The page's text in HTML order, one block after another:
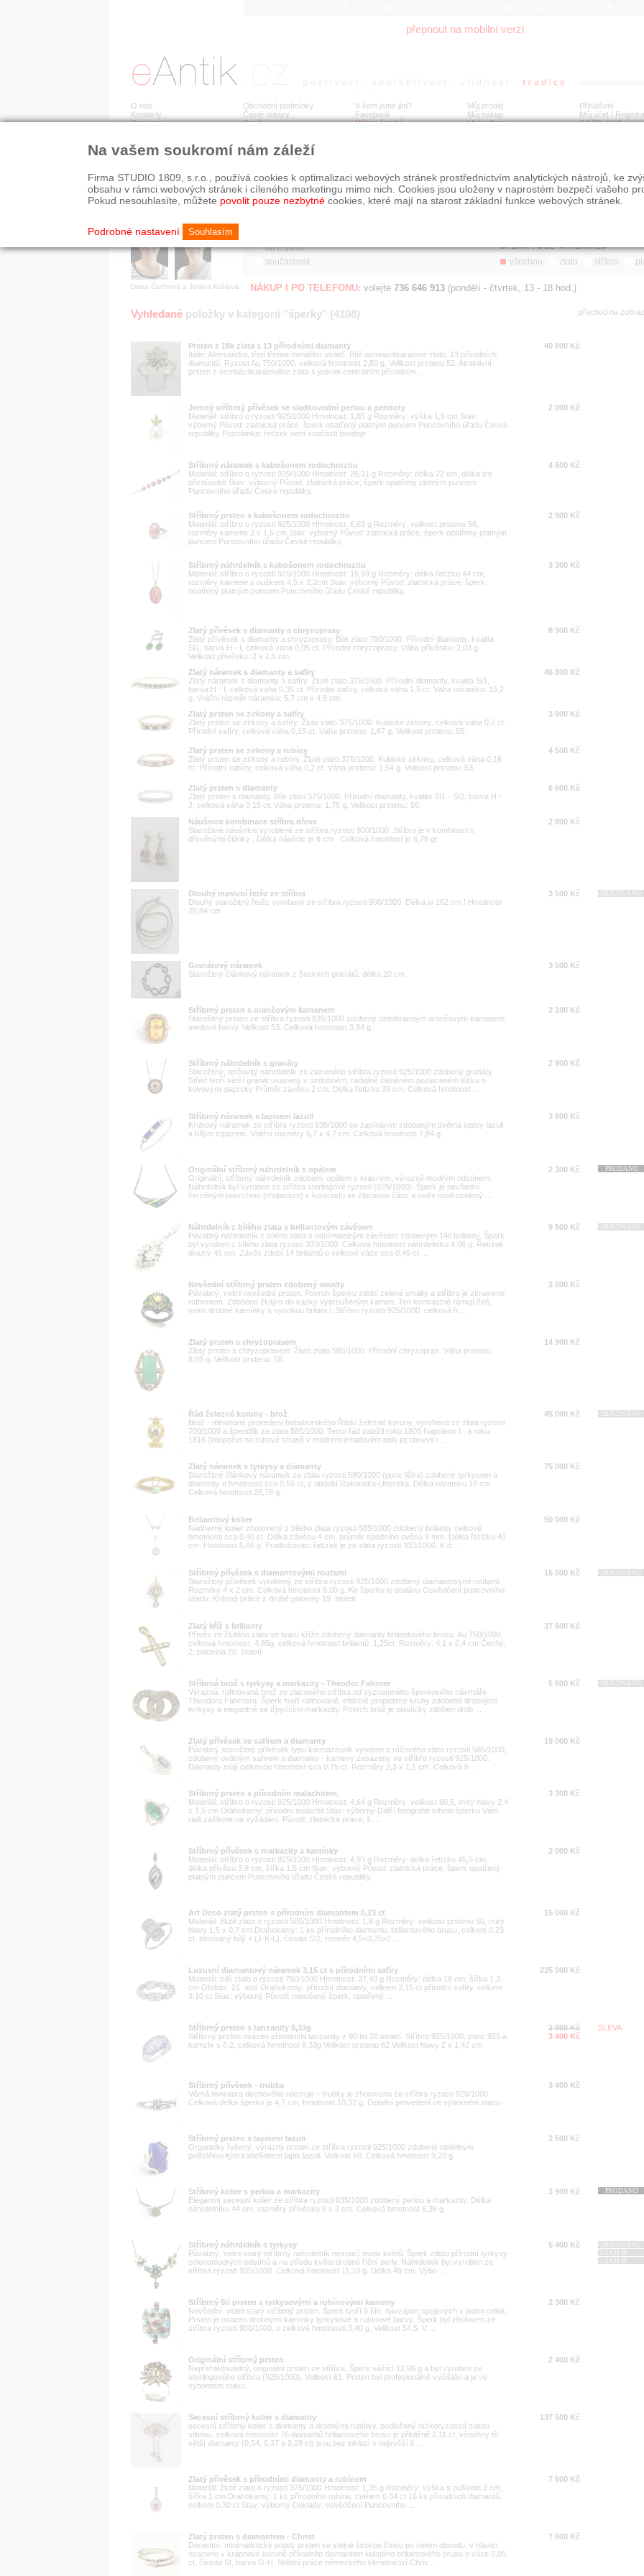
přepnout na mobilní verzi
O nás
Kontakty
Recenze
Obchodní podmínky
Časté dotazy
Ceník
V čem jsme jiní?
Facebook
Výkup šperků
Můj prodej
Můj nákup
Moje album
Přihlášení
Můj účet /
GDPR/AML
Jsme prověřená firma
Zákazníci u nás oceňují:
■ odborné zázemí
■ bezpečné prostředí
Dana Čechová a Jolana Králová
RYCHLÉ HLEDÁNÍ
HISTORICKÉ OBDOBÍ
všechno
před r. 1800
od r. 1940
současnost
STÁŘÍ NABÍDKY
všechno
jen poslední den
ŘAZENÍ
nejnovější napřed
podle cen sestupně
ŠPERKY DLE MATERIÁLU
všechno
zlato stříbro
NÁKUP I PO TELEFONU: volejte 736 646 913 (pondělí - čtvrtek, 13 - 18 hod.)
Vyhledané položky v kategorii "šperky" (4108) přechod na
Prsten z 18k zlata s 13 přírodními diamanty
Itálie, Alessandra, třetí třetina minulého století. Bílé osmnáctikarátové zlato, 13 přírodních
diamantů. Ryzost Au 750/1000, celková hmotnost 2,80 g. Velikost prstenu 52. Atraktivní
prsten z osmnáctikarátového zlata s jedním centrálním přírodním ...
40 800 Kč
Jemný stříbrný přívěsek se sladkovodní perlou a peridoty
Materiál: stříbro o ryzosti 925/1000 Hmotnost: 1,85 g Rozměry: výška 1,5 cm Stav:
výborný Původ: zlatnická práce, šperk opatřený platným puncem Puncovního úřadu České
republiky Poznámka: řetízek není součástí prodeje
2 000 Kč
Stříbrný náramek s kabošonem rodochrozitu
Materiál: stříbro o ryzosti 925/1000 Hmotnost: 26,31 g Rozměry: délka 22 cm, délka lze
přizpůsobit Stav: výborný Původ: zlatnická práce, šperk opatřený platným puncem
Puncovního úřadu České republiky.
4 500 Kč
Stříbrný prsten s kabošonem rodochrozitu
Materiál: stříbro o ryzosti 925/1000 Hmotnost: 6,63 g Rozměry: velikost prstenu 56,
rozměry kamene 2 x 1,5 cm Stav: výborný Původ: zlatnická práce, šperk opatřený platným
puncem Puncovního úřadu České republiky.
2 900 Kč
Stříbrný náhrdelník s kabošonem rodochrozitu
Materiál: stříbro o ryzosti 925/1000 Hmotnost: 15,59 g Rozměry: délka řetízku 44 cm,
rozměry kamene s ouškem 4,5 x 2,2cm Stav: výborný Původ: zlatnická práce, šperk
opatřený platným puncem Puncovního úřadu České republiky.
3 300 Kč
Zlatý přívěsek s diamanty a chryzoprasy
Zlatý přívěsek s diamanty a chryzoprasy. Bílé zlato 750/1000. Přírodní diamanty, kvalita
SI1, barva H - I, celková váha 0,05 ct. Přírodní chryzoprasy, Váha přívěsku: 2,03 g.
Velikost přívěsku: 2 x 1,5 cm.
8 900 Kč
Zlatý náramek s diamanty a safíry
Zlatý náramek s diamanty a safíry. Žluté zlato 375/1000. Přírodní diamanty, kvalita SI1,
barva:H - I, celková váha 0,35 ct. Přírodní safíry, celková váha 1,5 ct. Váha náramku: 15,2
g. Vnitřní rozměr náramku: 5,7 cm x 4,8 cm.
46 800 Kč
Zlatý prsten se zirkony a safíry
Zlatý prsten se zirkony a safíry. Žluté zlato 375/1000. Kubické zirkony, celková váha 0,2 ct.
Přírodní safíry, celková váha 0,15 ct. Váha prstenu: 1,67 g. Velikost prstenu: 55.
3 900 Kč
Zlatý prsten se zirkony a rubíny
Zlatý prsten se zirkony a rubíny. Žluté zlato 375/1000. Kubické zirkony, celková váha 0,16
ct. Přírodní rubíny, celková váha 0,2 ct. Váha prstenu: 1,54 g. Velikost prstenu: 53.
4 500 Kč
Zlatý prsten s diamanty
Zlatý prsten s diamanty. Bílé zlato 375/1000. Přírodní diamanty, kvalita SI1 - SI2, barva H -
J, celková váha 0,15 ct. Váha prstenu: 1,75 g. Velikost prstenu: 55.
6 600 Kč
Náušnice kombinace stříbra dřeva
Starožitné náušnice vyrobené ze stříbra ryzosti 900/1000 .Střibro je v kombinaci s
dřevěnými články . Délka náušnic je 6 cm . Celková hmotnost je 6,78 gr.
2 800 Kč
Dlouhý masivní řetěz ze stříbra
Dlouhý starožitný řetěz vyrobený ze stříbra ryzosti 900/1000. Délka je 162 cm ! Hmotnost
26,84 cm .
3 500 Kč OBJEDNÁNO
Granátový náramek
Starožitný článkový náramek z českých granátů, délka 20 cm .
3 500 Kč
Stříbrný prsten s oranžovým kamenem
Starožitný prsten ze stříbra ryzosti 835/1000 zdobený osmihranným oranžovým kamenem
medové barvy. Velikost 53. Celková hmotnost 3,84 g.
2 100 Kč
Stříbrný náhrdelník s granáty
Starožitný, terčovitý náhrdelník ze zlaceného stříbra ryzosti 925/1000 zdobený granáty.
Střed tvoří větší granát usazený v ozdobném, radiálně členěném pozlaceném lůžku s
kovovými paprsky Průměr závěsu 2 cm. Délka řetízku 39 cm. Celková hmotnost ...
2 900 Kč
Stříbrný náramek s lapisem lazuli
Kruhový náramek ze stříbra ryzosti 835/1000 se zapínáním zdobeným dvěma lapisy lazuli
a bílým topazem. Vnitřní rozměry 5,7 x 4,7 cm. Celková hmotnost 7,84 g.
3 800 Kč
Originální stříbrný náhrdelník s opálem
Originální, stříbrný náhrdelník zdobený opálem s krásným, výrazně modrým odstínem.
Náhrdelník byl vyroben ze stříbra sterlingové ryzosti (925/1000). Šperk je nevšední
černěným povrchem (rhutanium) v kontrastu se zlacenou částí a ostře modrozelený ...
2 300 Kč PRODÁNO
Náhrdelník z bílého zlata s briliantovým závěsem
Půvabný náhrdelník z bílého zlata s odnímatelným závěsem zdobeným 14ti brilianty. Šperk
byl vyroben z bílého zlata ryzosti 333/1000. Celková hmotnost náhrdelníku 4,06 g. Řetízek
dlouhý 45 cm. Závěs zdobí 14 briliantů o celkové váze cca 0,45 ct. ...
9 500 Kč OBJEDNÁNO
Nevšední stříbrný prsten zdobený smalty
Půvabný, velmi nevšední prsten. Povrch šperku zdobí zelené smalty a stříbro je ztmaveno
rutheniem. Zdobeno žlutým do kapky vybroušeným kamen. Ten kontrastně rámují čiré,
velmi drobné kamínky s vysokou brilancí. Stříbro ryzosti 925/1000, celková h ...
2 000 Kč
Zlatý prsten s chryzoprasem
Zlatý prsten s chryzoprasem. Žluté zlato 585/1000. Přírodní chryzopras. Váha prstenu:
8,05 g. Velikost prstenu: 58.
14 900 Kč
Řád železné koruny - brož
Brož - miniaturní provedení habsburského Řádu železné koruny, vyrobená ze zlata ryzosti
700/1000 a špendlík ze zlata 585/1000. Tento řád založil roku 1805 Napoleon I., a roku
1816 (letopočet na rubové straně v modrém emailovém poli) jej obnovil r ...
45 000 Kč OBJEDNÁNO
Zlatý náramek s tyrkysy a diamanty
Starožitný článkový náramek ze zlata ryzosti 580/1000 (punc liška) zdobený tyrkysem a
diamanty o hmotnosti cca 0,50 ct, z období Rakouska-Uherska. Délka náramku 18 cm.
Celková hmotnost 28,78 g.
75 000 Kč
Briliantový kolier
Nádherný kolier zhotovený z bílého zlata ryzosti 585/1000 zdobený brilianty celkové
hmotnosti cca 0,40 ct. Délka závěsu 4 cm, průměr spodního ověsu 9 mm. Délka řetízku 41
cm. Hmotnost 5,66 g. Prodlužovací řetízek je ze zlata ryzosti 333/1000. K d ...
50 000 Kč
Stříbrný přívěsek s diamantovými routami
Starožitný přívěsek vyrobený ze stříbra ryzosti 925/1000 zdobený diamantovými routami.
Rozměry 4 x 2 cm. Celková hmotnost 6,00 g. Ke šperku je dodáno Osvědčení puncovního
úřadu. Krásná práce z druhé poloviny 19. století.
15 000 Kč OBJEDNÁNO
Zlatý kříž s brilianty
Přívěs ze žlutého zlata ve tvaru kříže zdobený diamanty briliantového brusu. Au 750/1000,
celková hmotnost: 4,85g, celková hmotnost briliantů: 1,25ct. Rozměry: 4,1 x 2,4 cm Čechy,
2. polovina 20. století
37 500 Kč
Stříbrná brož s tyrkysy a markazity - Theodor Fahrner
Výrazná, rafinovaná brož ze zlaceného stříbra od významného šperkového návrháře
Theodora Fahrnera. Šperk tvoří rafinovaně, efektně propletené kruhy zdobené drobnými
tyrkysy a elegantně se třpytícími markazity. Povrch brož je plasticky zdoben drob ...
5 800 Kč OBJEDNÁNO
Zlatý přívěsek se safírem a diamanty
Půvabný starožitný přívěsek typu karmazírunk vyroben z růžového zlata ryzosti 585/1000,
zdobený oválným safírem a diamanty - kameny zasazeny ve stříbře ryzosti 925/1000.
Diamanty mají celkovou hmotnost cca 0,75 ct. Rozměry 2,3 x 1,1 cm. Celková h ...
19 000 Kč
Stříbrný prsten s přírodním malachitem,
Materiál: stříbro o ryzosti 925/1000 Hmotnost: 4,64 g Rozměry: velikost 60,5, míry hlavy 2,4
x 1,5 cm Drahokamy: přírodní malachit Stav: výborný Další fotografie tohoto šperku Vám
rádi zašleme na vyžádání. Původ: zlatnická práce, š ...
3 300 Kč
Stříbrný přívěsek s markazity a kamínky
Materiál: stříbro o ryzosti 925/1000 Hmotnost: 4,93 g Rozměry: délka řetízku 45,5 cm,
délka přívěsu 3,9 cm, šířka 1,5 cm Stav: výborný Původ: zlatnická práce, šperk opatřený
platným puncem Puncovního úřadu České republiky.
2 000 Kč
Art Deco zlatý prsten s přírodním diamantem 0,23 ct
Materiál: žluté zlato o ryzosti 585/1000 Hmotnost: 1,8 g Rozměry: velikost prstenu 50, míry
hlavy 1,5 x 0,7 cm Drahokamy: 1 ks přírodního diamantu, briliantového brusu, celkem 0,23
ct, tónovaný bílý + (J-K-L), čistota SI2, rozměr 4,5×3,25×2 ...
15 000 Kč
Luxusní diamantový náramek 3,15 ct s přírodními safíry
Materiál: bílé zlato o ryzosti 750/1000 Hmotnost: 37,40 g Rozměry: délka 18 cm, šířka 1,3
cm Období: 21. stol. Drahokamy: přírodní diamanty, celkem 3,15 ct přírodní safíry, celkem
3,10 ct Stav: výborný Původ: nenošený šperk, opatřený ...
225 000 Kč
Stříbrný prsten s tanzanity 8,33g
Stříbrný prsten osázen přírodními tanzanity z 90.let 20.století. Stříbro 925/1000, punc 925 a
kamzík s č.2, celková hmotnost 8,33g Velikost prstenu 62 Velikost hlavy 2 x 1,42 cm
3 800 Kč
3 400 Kč
SLEVA
Stříbrný přívěsek - trubka
Věrná miniatura dechového nástroje – trubky je zhotovena ze stříbra ryzosti 925/1000.
Celková délka šperku je 4,7 cm, hmotnost 10,32 g. Detailní provedení ve výborném stavu.
3 400 Kč
Stříbrný prsten s lapisem lazuli
Organicky řešený, výrazný prsten ze stříbra ryzosti 925/1000 zdobený obdélným
polštářkovitým kabošonem lapis lazuli. Velikost 60. Celková hmotnost 9,20 g.
2 500 Kč
Stříbrný kolier s perlou a markazity
Elegantní secesní kolier ze stříbra ryzosti 835/1000 zdobený perlou a markazity. Délka
náhrdelníku 44 cm, rozměry přívěsku 6 x 2 cm. Celková hmotnost 6,36 g.
3 900 Kč PRODÁNO
Stříbrný náhrdelník s tyrkysy
Půvabný, velmi starý stříbrný náhrdelník nesoucí motiv květů. Šperk zdobí přírodní tyrkysy
zelenomodrých odstínů a na středu květu drobné říční perly. Náhrdelník byl vyroben ze
stříbra ryzosti 935/1000. Celková hmotnost 11,18 g. Délka 49 cm. Výbo ...
5 400 Kč
OBJEDNÁNO
2.ZÁJEM
3.ZÁJEM
Stříbrný 5ti prsten s tyrkysovými a rubínovými kameny
Nevšední, velmi starý stříbrný prsten. Šperk tvoří 5 šín, navzájem spojených v jeden celek.
Prsten je osazen drobnými kamínky tyrkysové a rubínové barvy. Šperk byl zhotoven ze
stříbra ryzosti 900/1000, o celkové hmotnosti 3,40 g. Velikost 54,5. V ...
2 300 Kč
Originální stříbrný prsten
Nepřehlédnutelný, originální prsten ze stříbra. Šperk vážící 12,96 g a byl vyroben ze
sterlingového stříbra (925/1000). Velikost 61. Prsten byl profesionálně vyčištěn a je ve
výborném stavu.
2 400 Kč
Secesní stříbrný kolier s diamanty
secesní stříbrný kolier s diamanty a drobnými rubínky, podložený nízkoryzostní zlatou
slitinou, celková hmotnost 76 diamantů briliantového brusu je přibližně 2,11 ct, všechny tři
větší diamanty (0,54, 0,37 a 0,29 ct) jsou bez inkluzí v nejvyšší č ...
137 500 Kč
Zlatý přívěsek s přírodními diamanty a rubínem
Materiál: žluté zlato o ryzosti 375/1000 Hmotnost: 1,35 g Rozměry: výška s ouškem 2 cm,
šířka 1 cm Drahokamy: 1 ks přírodního rubínu, celkem 0,34 ct 16 ks přírodních diamantů,
celkem 0,30 ct Stav: výborný Doklady: osvědčení Puncovního ...
7 500 Kč
Zlatý prsten s diamantem - Christ
Decentní, minimalisticky pojatý prsten se stejně širokou šínou po celém obvodu, v hlavici
osazeno v krapnové koruně přírodním diamantem kulatého briliantového brusu o váze 0,05
ct, čistota SI, barva G-H. Solidní práce německého klenotnictví Chris ...
7 000 Kč
Na vašem soukromí nám záleží
Firma STUDIO 1809, s.r.o., používá cookies k optimalizaci webových stránek prostřednictvím analytických nástrojů, ke
obsahu v rámci webových stránek i cíleného marketingu mimo nich. Cookies jsou uloženy v naprostém bezpečí vašeho
Pokud nesouhlasíte, můžete povolit pouze nezbytné cookies, které mají na starost základní funkce webových stránek.
Podrobné nastavení Souhlasím